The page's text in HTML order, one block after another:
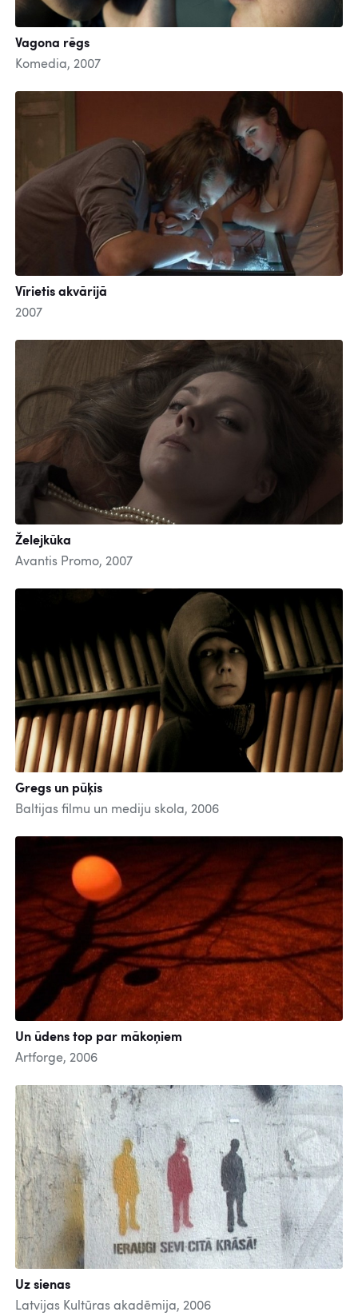
Vagona rēgs
Komedia, 2007
Vīrietis akvārijā
2007
Želejkūka
Avantis Promo, 2007
Gregs un pūķis
Baltijas filmu un mediju skola, 2006
Un ūdens top par mākoņiem
Artforge, 2006
Uz sienas
Latvijas Kultūras akadēmija, 2006